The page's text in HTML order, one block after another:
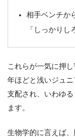
相手ベンチか
「しっかりし
これらが一気に押
年ほどと浅いジュ
支配され、いわゆ
ます。
生物学的に言えば